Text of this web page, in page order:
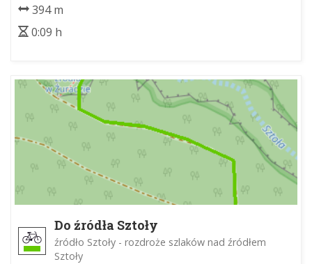
394 m
0:09 h
Do źródła Sztoły
źródło Sztoły - rozdroże szlaków nad źródłem
Sztoły